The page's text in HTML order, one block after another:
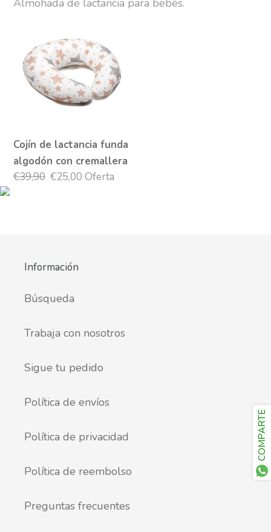
ó
n
Almohada de lactancia para bebés.
lactancia
funda
algodón
Cojín de lactancia funda
algodón con cremallera
Precio
€39,90 Precio
€25,00Oferta
Información
Búsqueda
Trabaja con nosotros
Sigue tu pedido
Política de envíos
Política de privacidad
Política de reembolso
Preguntas frecuentes
COMPARTE